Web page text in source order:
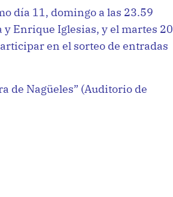
día 11, domingo a las 23.59
y Enrique Iglesias, y el martes 20
en el sorteo de entradas
de Nagüeles” (Auditorio de